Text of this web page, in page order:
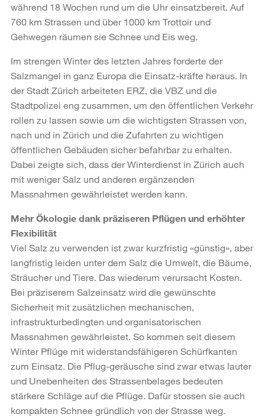
während 18 Wochen rund um die Uhr einsatzbereit. Auf
760 km Strassen und über 1000 km Trottoir und
Gehwegen räumen sie Schnee und Eis weg.
Im strengen Winter des letzten Jahres forderte der
Salzmangel in ganz Europa die Einsatz-kräfte heraus. In
der Stadt Zürich arbeiteten ERZ, die VBZ und die
Stadtpolizei eng zusammen, um den öffentlichen Verkehr
rollen zu lassen sowie um die wichtigsten Strassen von,
nach und in Zürich und die Zufahrten zu wichtigen
öffentlichen Gebäuden sicher befahrbar zu erhalten.
Dabei zeigte sich, dass der Winterdienst in Zürich auch
mit weniger Salz und anderen ergänzenden
Massnahmen gewährleistet werden kann.
Mehr Ökologie dank präziseren Pflügen und erhöhter
Flexibilität
Viel Salz zu verwenden ist zwar kurzfristig «günstig», aber
langfristig leiden unter dem Salz die Umwelt, die Bäume,
Sträucher und Tiere. Das wiederum verursacht Kosten.
Bei präziserem Salzeinsatz wird die gewünschte
Sicherheit mit zusätzlichen mechanischen,
infrastrukturbedingten und organisatorischen
Massnahmen gewährleistet. So kommen seit diesem
Winter Pflüge mit widerstandsfähigeren Schürfkanten
zum Einsatz. Die Pflug-geräusche sind zwar etwas lauter
und Unebenheiten des Strassenbelages bedeuten
stärkere Schläge auf die Pflüge. Dafür stossen sie auch
kompakten Schnee gründlich von der Strasse weg.